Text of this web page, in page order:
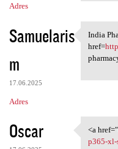
Adres
Samuelaris
m
17.06.2025
Adres
India
India
href=
Oscar <a
<a href="
p365-xl-